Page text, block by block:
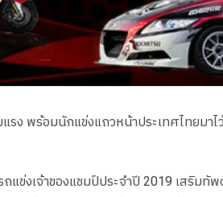
ง พร้อมนักแข่งแถวหน้าประเทศไทยมา
ข่งเจ้าของแชมป์ประจำปี 2019 เสริมทั